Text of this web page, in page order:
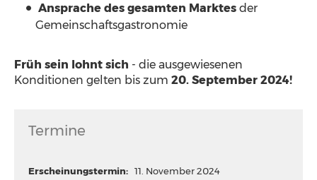
Ansprache des gesamten Marktes der
Gemeinschaftsgastronomie
Früh sein lohnt sich - die ausgewiesenen
Konditionen gelten bis zum 20. September 2024!
Termine
Erscheinungstermin: 11. November 2024